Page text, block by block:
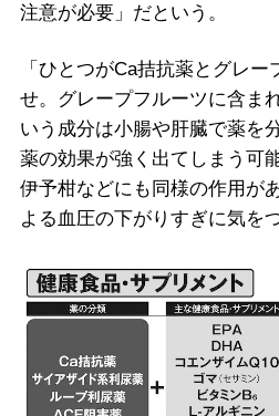
注意が必要」だという。
「ひとつがCa拮抗薬とグレ
せ。グレープフルーツに含ま
いう成分は小腸や肝臓で薬を
薬の効果が強く出てしまう可
伊予柑などにも同様の作用が
よる血圧の下がりすぎに気を